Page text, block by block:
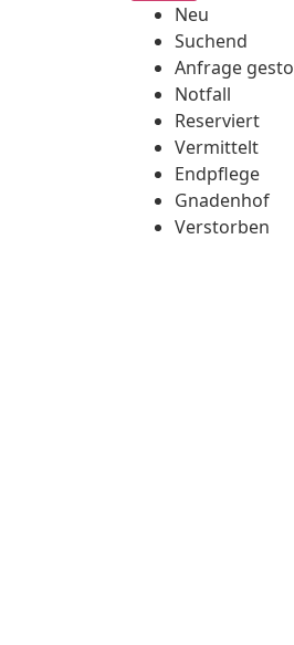
Neu
Suchend
Anfrage
Notfall
Reserviert
Vermittelt
Endpflege
Gnadenhof
Verstorben